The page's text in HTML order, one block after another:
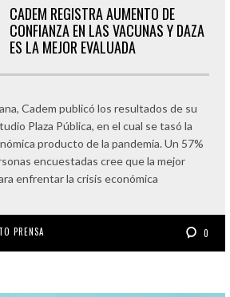
CADEM REGISTRA AUMENTO DE
CONFIANZA EN LAS VACUNAS Y DAZA
ES LA MEJOR EVALUADA
Cadem publicó los resultados de su
Plaza Pública, en el cual se tasó la
producto de la pandemia. Un 57%
encuestadas cree que la mejor
enfrentar la crisis económica
PRENSA 0